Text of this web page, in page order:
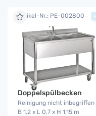
Artikel-Nr.: PE-002800
Doppelspülbecken
Reinigung nicht inbegriffen
B 1,2 x L 0,7 x H 1,15 m
+